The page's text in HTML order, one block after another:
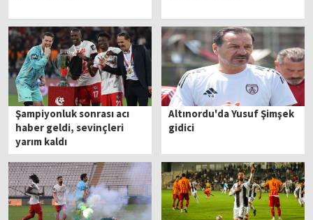
Şampiyonluk sonrası acı
haber geldi, sevinçleri
yarım kaldı
Altınordu'da Yusuf Şimşek
gidici